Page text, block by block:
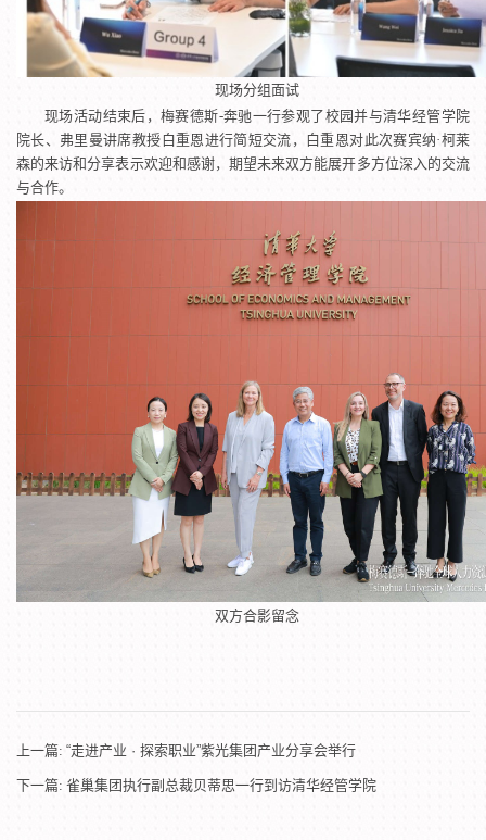
现场分组面试
现场活动结束后，梅赛德斯-奔驰一行参观了校园并与清华经管学院
院长、弗里曼讲席教授白重恩进行简短交流，白重恩对此次赛宾纳·柯莱
森的来访和分享表示欢迎和感谢，期望未来双方能展开多方位深入的交流
与合作。
双方合影留念
上一篇: “走进产业 · 探索职业”紫光集团产业分享会举行
下一篇: 雀巢集团执行副总裁贝蒂思一行到访清华经管学院